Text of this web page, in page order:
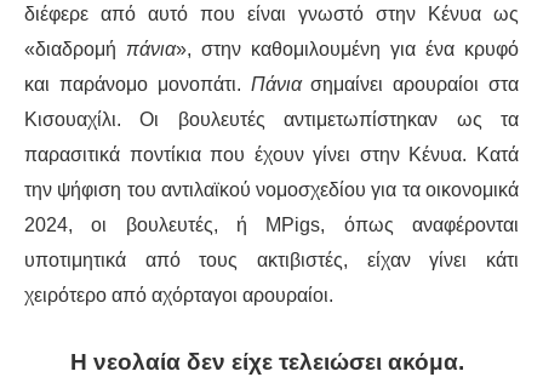
ΑΝΑΛΎΣΕΙΣ
ΚΙΝΉΜΑΤΑ
ΚΙΝΗΤΟΠΟΙΉΣΕΙΣ
ΕΙΔΉΣΕΙΣ
ΑΝΑΚΟΙΝΏΣΕΙΣ
ΝΕΟΛΑΊΑ
διέφερε από αυτό που είναι γνωστό στην Κένυα ως
«διαδρομή πάνια», στην καθομιλουμένη για ένα κρυφό
και παράνομο μονοπάτι. Πάνιασημαίνει αρουραίοι στα
Κισουαχίλι. Οι βουλευτές αντιμετωπίστηκαν ως τα
παρασιτικά ποντίκια που έχουν γίνει στην Κένυα. Κατά
την ψήφιση του αντιλαϊκού νομοσχεδίου για τα οικονομικά
2024, οι βουλευτές, ή MPigs, όπως αναφέρονται
υποτιμητικά από τους ακτιβιστές, είχαν γίνει κάτι
χειρότερο από αχόρταγοι αρουραίοι.
Η νεολαία δεν είχε τελειώσει ακόμα.